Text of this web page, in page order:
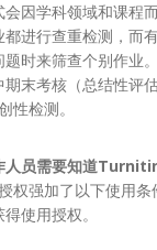
会因学科领域和课程
进行查重检测，而
时来筛查个别作业
末考核（总结性评
性检测。
员需要知道
权强加了以下使用
使用授权。